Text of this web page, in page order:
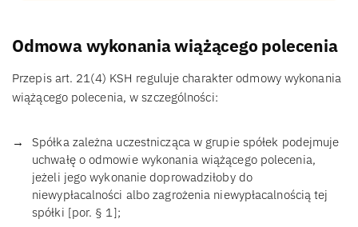
Odmowa wykonania wiążącego polecenia
Przepis art. 21(4) KSH reguluje charakter odmowy wykonania
wiążącego polecenia, w szczególności:
Spółka zależna uczestnicząca w grupie spółek podejmuje
uchwałę o odmowie wykonania wiążącego polecenia,
jeżeli jego wykonanie doprowadziłoby do
niewypłacalności albo zagrożenia niewypłacalnością tej
spółki [por. § 1];